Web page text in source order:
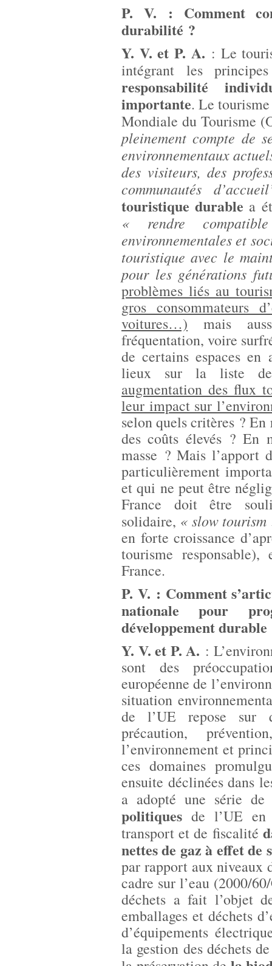
P. V. : Comment
durabilité ?
Y. V. et P. A. : Le
intégrant les
responsabilité
importante. Le
Mondiale du Tourisme
pleinement compte de
environnementaux
des visiteurs, des
communautés
touristique durable a
« rendre
environnementales et
touristique avec le
pour les générations
problèmes liés au
gros consommateurs
voitures…) mais
fréquentation, voire
de certains espaces en
lieux sur la liste de
augmentation des flux
leur impact sur
selon quels critères ?
des coûts élevés ? En
masse ? Mais l’apport
particulièrement
et qui ne peut être
France doit être
solidaire, « slow tourism
en forte croissance
tourisme
France.
P. V. : Comment
nationale pour
développement durable
Y. V. et P. A. :
sont des
européenne de
situation
de l’UE repose sur
précaution,
l’environnement et
ces domaines
ensuite déclinées dans
a adopté une série
politiques de l’UE en
transport et de fiscalité
nettes de gaz à effet de
par rapport aux niveaux
cadre sur l’eau (2000/
déchets a fait l’objet
emballages et déchets
d’équipements
la gestion des déchets